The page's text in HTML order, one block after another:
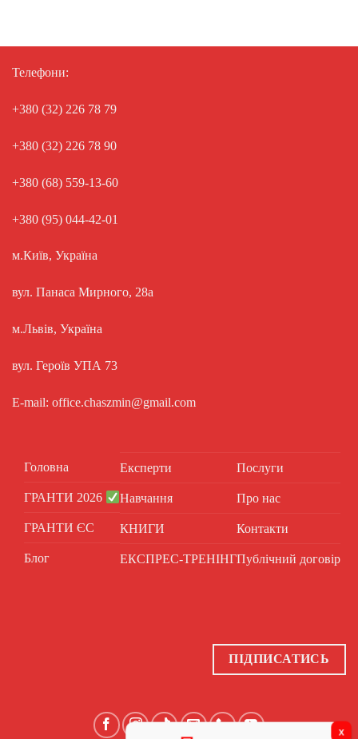
Телефони:
+380 (32) 226 78 79
+380 (32) 226 78 90
+380 (68) 559-13-60
+380 (95) 044-42-01
м.Київ, Україна
вул. Панаса Мирного, 28а
м.Львів, Україна
вул. Героїв УПА 73
E-mail: office.chaszmin@gmail.com
Головна
ГРАНТИ 2026
ГРАНТИ ЄС
Блог
Експерти
Навчання
КНИГИ
ЕКСПРЕС-ТРЕНІНГ
Послуги
Про нас
Контакти
Публічний договір
ПІДПИСАТИСЬ